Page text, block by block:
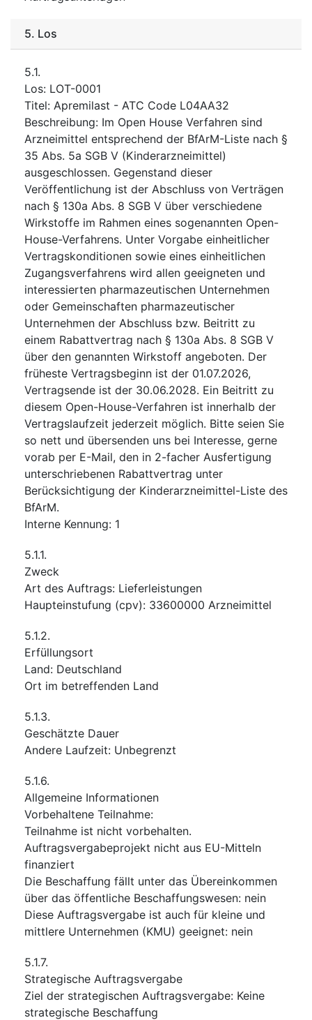
5. Los
5.1.
Los: LOT-0001
Titel: Apremilast - ATC Code L04AA32
Beschreibung: Im Open House Verfahren sind
Arzneimittel entsprechend der BfArM-Liste nach §
35 Abs. 5a SGB V (Kinderarzneimittel)
ausgeschlossen. Gegenstand dieser
Veröffentlichung ist der Abschluss von Verträgen
nach § 130a Abs. 8 SGB V über verschiedene
Wirkstoffe im Rahmen eines sogenannten Open-
House-Verfahrens. Unter Vorgabe einheitlicher
Vertragskonditionen sowie eines einheitlichen
Zugangsverfahrens wird allen geeigneten und
interessierten pharmazeutischen Unternehmen
oder Gemeinschaften pharmazeutischer
Unternehmen der Abschluss bzw. Beitritt zu
einem Rabattvertrag nach § 130a Abs. 8 SGB V
über den genannten Wirkstoff angeboten. Der
früheste Vertragsbeginn ist der 01.07.2026,
Vertragsende ist der 30.06.2028. Ein Beitritt zu
diesem Open-House-Verfahren ist innerhalb der
Vertragslaufzeit jederzeit möglich. Bitte seien Sie
so nett und übersenden uns bei Interesse, gerne
vorab per E-Mail, den in 2-facher Ausfertigung
unterschriebenen Rabattvertrag unter
Berücksichtigung der Kinderarzneimittel-Liste des
BfArM.
Interne Kennung: 1
5.1.1.
Zweck
Art des Auftrags: Lieferleistungen
Haupteinstufung (cpv): 33600000 Arzneimittel
5.1.2.
Erfüllungsort
Land: Deutschland
Ort im betreffenden Land
5.1.3.
Geschätzte Dauer
Andere Laufzeit: Unbegrenzt
5.1.6.
Allgemeine Informationen
Vorbehaltene Teilnahme:
Teilnahme ist nicht vorbehalten.
Auftragsvergabeprojekt nicht aus EU-Mitteln
finanziert
Die Beschaffung fällt unter das Übereinkommen
über das öffentliche Beschaffungswesen: nein
Diese Auftragsvergabe ist auch für kleine und
mittlere Unternehmen (KMU) geeignet: nein
5.1.7.
Strategische Auftragsvergabe
Ziel der strategischen Auftragsvergabe: Keine
strategische Beschaffung